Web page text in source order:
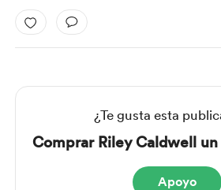
¿Te gusta esta
Comprar Riley Caldwell
Apoyo